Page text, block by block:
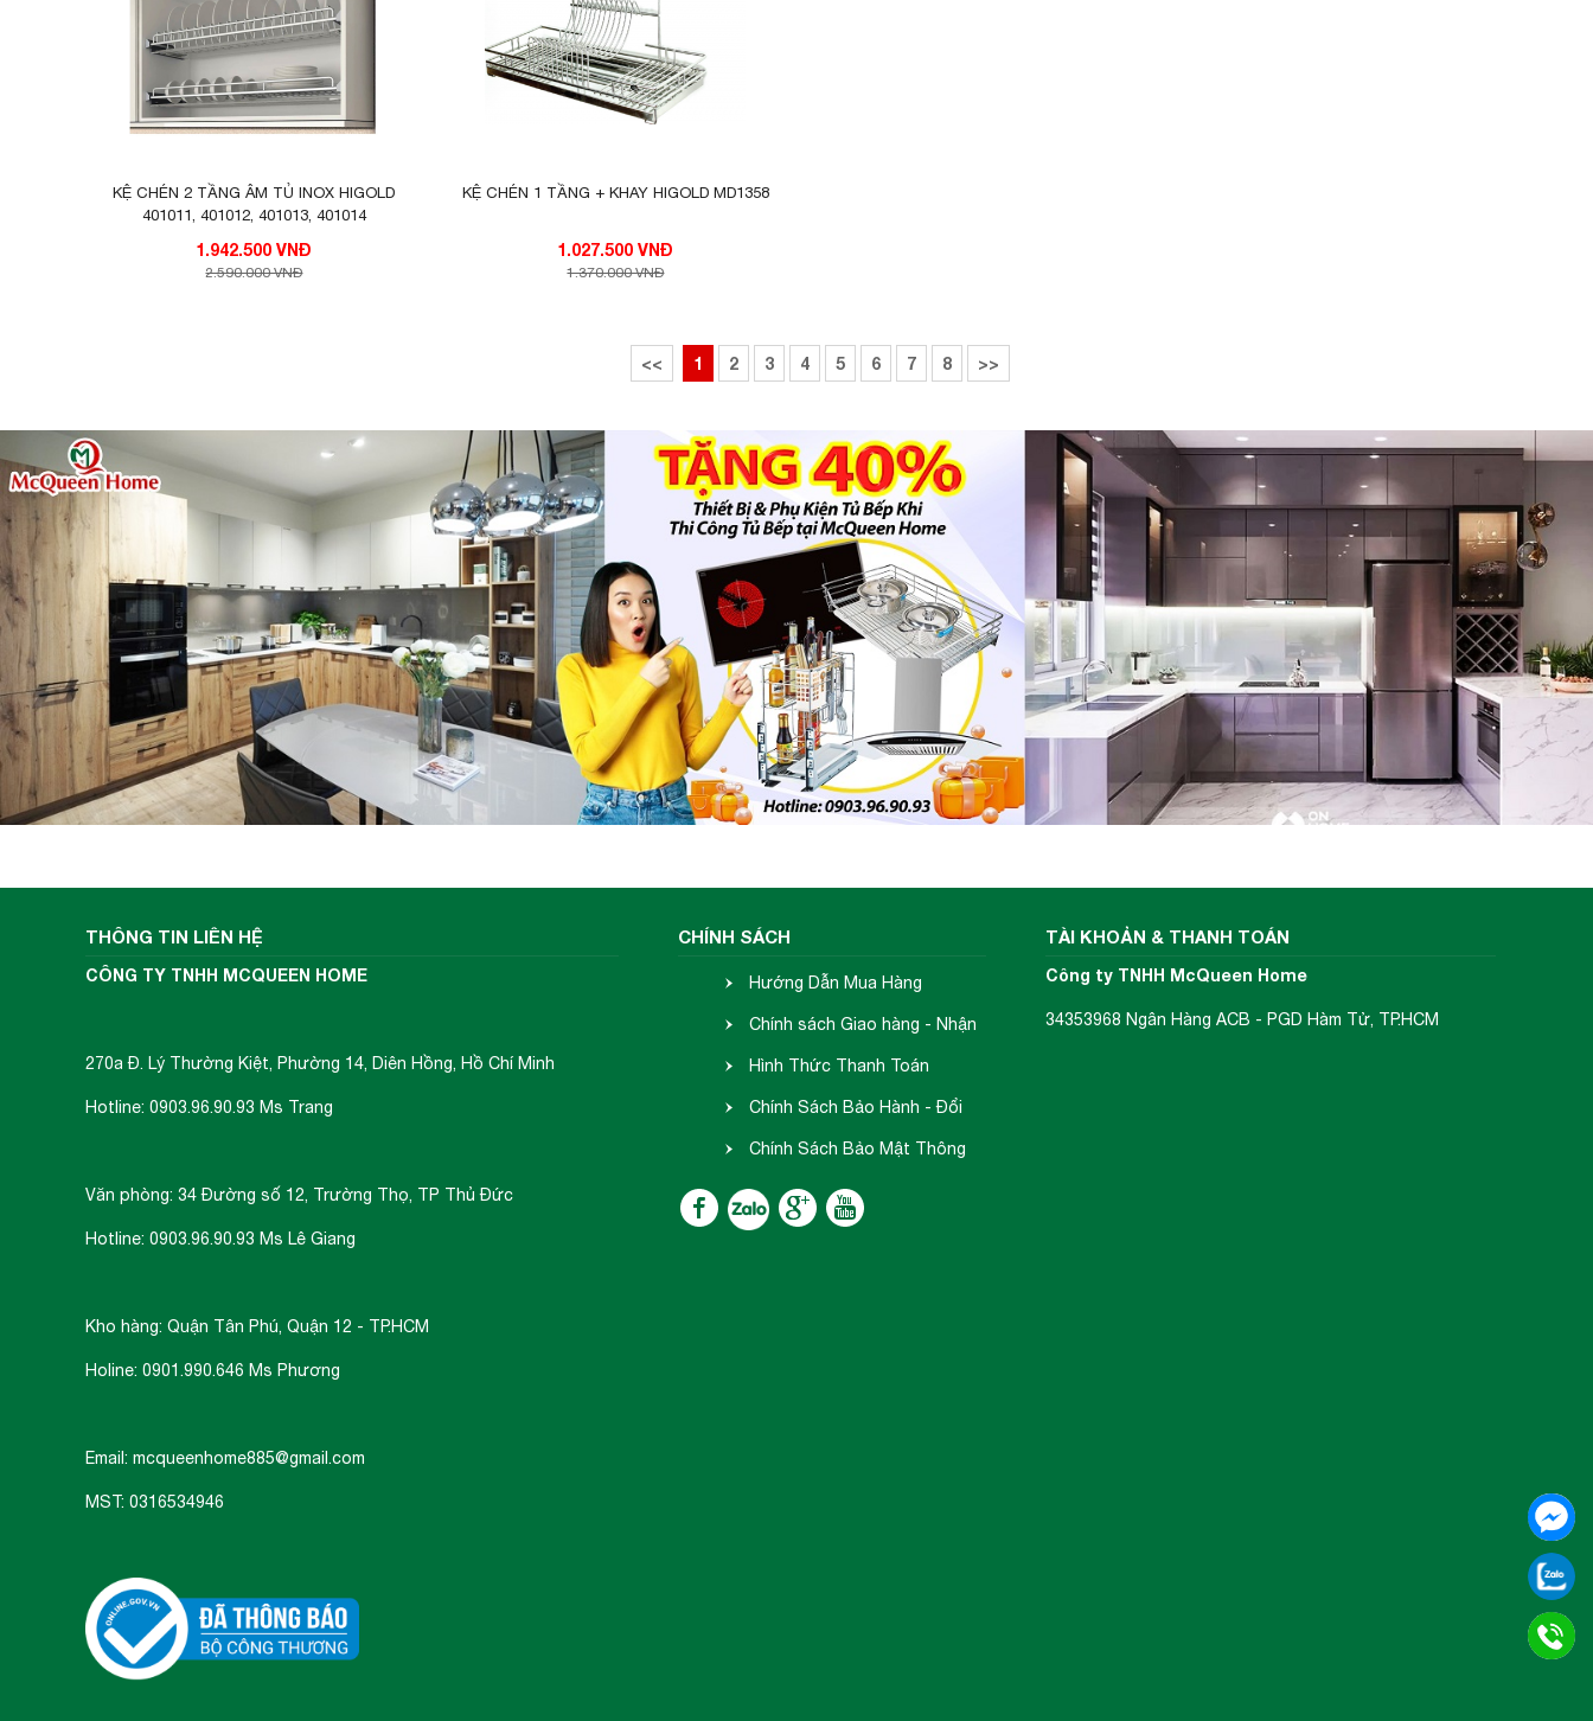
KỆ CHÉN 2 TẦNG ÂM TỦ INOX HIGOLD
401011, 401012, 401013, 401014
1.942.500 VNĐ
2.590.000 VNĐ
KỆ CHÉN 1 TẦNG + KHAY HIGOLD MD1358
1.027.500 VNĐ
1.370.000 VNĐ
<< 1 2 3 4 5 6 7 8 >>
THÔNG TIN LIÊN HỆ
CÔNG TY TNHH MCQUEEN HOME
270a Đ. Lý Thường Kiệt, Phường 14, Diên Hồng, Hồ Chí Minh
Hotline: 0903.96.90.93 Ms Trang
Văn phòng: 34 Đường số 12, Trường Thọ, TP Thủ Đức
Hotline: 0903.96.90.93 Ms Lê Giang
Kho hàng: Quận Tân Phú, Quận 12 - TP.HCM
Holine: 0901.990.646 Ms Phương
Email: mcqueenhome885@gmail.com
MST: 0316534946
CHÍNH SÁCH
Hướng Dẫn Mua Hàng
Chính sách Giao hàng - Nhận
hàng
Hình Thức Thanh Toán
Chính Sách Bảo Hành - Đổi
Trả
Chính Sách Bảo Mật Thông
Tin
TÀI KHOẢN & THANH TOÁN
Công ty TNHH McQueen Home
34353968 Ngân Hàng ACB - PGD Hàm Tử, TP.HCM